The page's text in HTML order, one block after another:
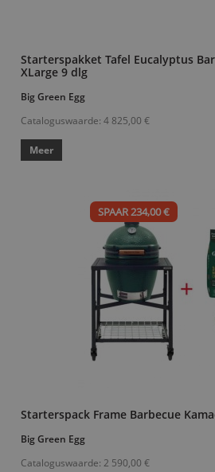
Starterspakket Tafel Eucalyptus
XLarge 9 dlg
Big Green Egg
Cataloguswaarde: 4 825,00 €
Meer
SPAAR 234,00 €
Starterspack Frame Barbecue
Big Green Egg
Cataloguswaarde: 2 590,00 €